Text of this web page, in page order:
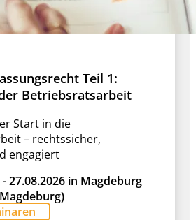
Teil 1:
Betriebsratsarbeit
Start in die
– rechtssicher,
engagiert
27.08.2026 in Magdeburg